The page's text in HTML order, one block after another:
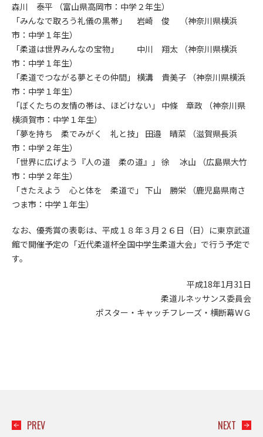
森川 泰平 （富山県高岡市：中学２年生）
「みんなで取ろう礼儀の黒帯」 岩崎 俊 （神奈川県横浜
市：中学１年生）
「柔道は世界みんなの宝物」 中川 翔太 （神奈川県横浜
市：中学１年生）
「柔道でつながる夢とその仲間」 横溝 貴美子 （神奈川県横浜
市：中学１年生）
「ぼくたちの友情の帯は、ほどけない」 中條 章政 （神奈川県
横須賀市：中学１年生）
「夢を持ち 柔でみがく 礼と技」 田邉 晴菜 （滋賀県長浜
市：中学２年生）
「世界に広げよう『人の道 柔の道』」 徐 冰山 （広島県大竹
市：中学２年生）
「きたえよう 心と体を 柔道で」 下山 勝栄 （鹿児島県南さ
つま市：中学１年生）
なお、優秀賞の表彰は、平成１８年３月２６日（日）に東京武道
館で開催予定の「近代柔道杯全国中学生柔道大会」で行う予定で
す。
平成18年1月31日
柔道ルネッサンス委員会
ポスター・キャッチフレーズ・横断幕ＷＧ
PREV NEXT